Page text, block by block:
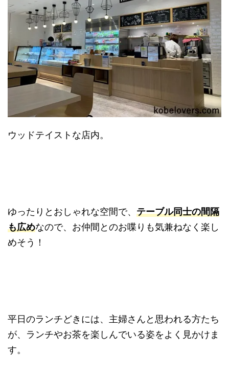
ウッドテイストな店内。
ゆったりとおしゃれな空間で、 テーブル同士の間隔
も広めなので、お仲間とのお喋りも気兼ねなく楽し
めそう！
平日のランチどきには、主婦さんと思われる方たち
が、ランチやお茶を楽しんでいる姿をよく見かけま
す。